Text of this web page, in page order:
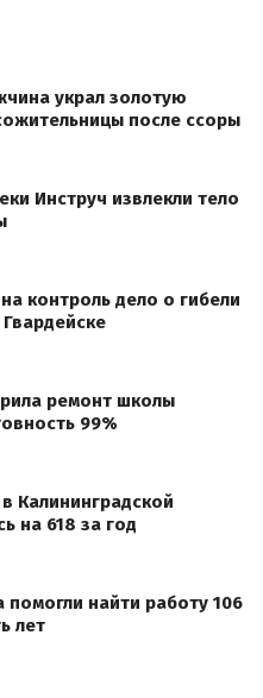
украл золотую
после ссоры
Инструч извлекли тело
контроль дело о гибели
ремонт школы
99%
Калининградской
на 618 за год
найти работу 106
лет